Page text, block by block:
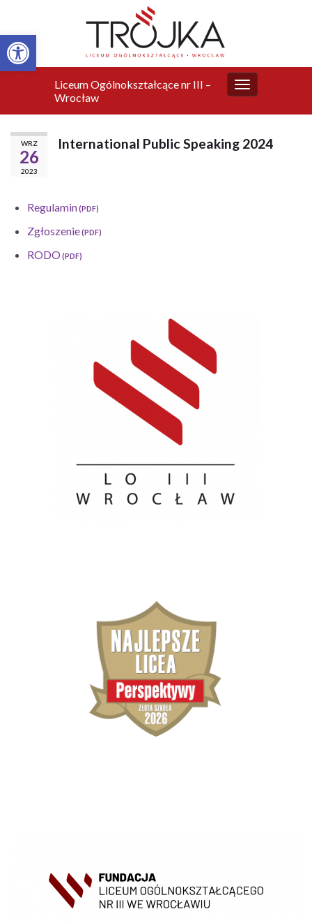
Otwórz pasek narzędzi
Przełącz
Liceum Ogólnokształcące nr III –
Wrocław
WRZ
26
2023
International Public Speaking 2024
Regulamin
Zgłoszenie
RODO